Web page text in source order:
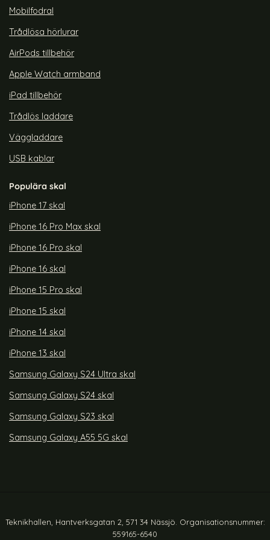
Mobilfodral
Trådlösa hörlurar
AirPods tillbehör
Apple Watch armband
iPad tillbehör
Trådlös laddare
Väggladdare
USB kablar
Populära skal
iPhone 17 skal
iPhone 16 Pro Max skal
iPhone 16 Pro skal
iPhone 16 skal
iPhone 15 Pro skal
iPhone 15 skal
iPhone 14 skal
iPhone 13 skal
Samsung Galaxy S24 Ultra skal
Samsung Galaxy S24 skal
Samsung Galaxy S23 skal
Samsung Galaxy A55 5G skal
Teknikhallen, Hantverksgatan 2, 571 34 Nässjö. Organisationsnummer:
559165-6540